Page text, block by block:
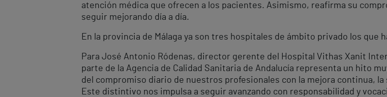
atención médica que ofrecen a los pacientes. Asimismo, reafirma su
seguir mejorando día a día.
En la provincia de Málaga ya son tres hospitales de ámbito privado los que
Para José Antonio Ródenas, director gerente del Hospital Vithas Xanit
parte de la Agencia de Calidad Sanitaria de Andalucía representa un hito
del compromiso diario de nuestros profesionales con la mejora continua,
Este distintivo nos impulsa a seguir avanzando con responsabilidad y